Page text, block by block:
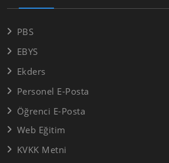
PBS
EBYS
Ekders
Personel E-Posta
Öğrenci E-Posta
Web Eğitim
KVKK Metni